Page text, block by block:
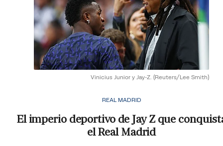
Vinicius Junior y Jay-Z. (Reuters/Lee Smith)
REAL MADRID
El imperio deportivo de Jay Z que
el Real Madrid